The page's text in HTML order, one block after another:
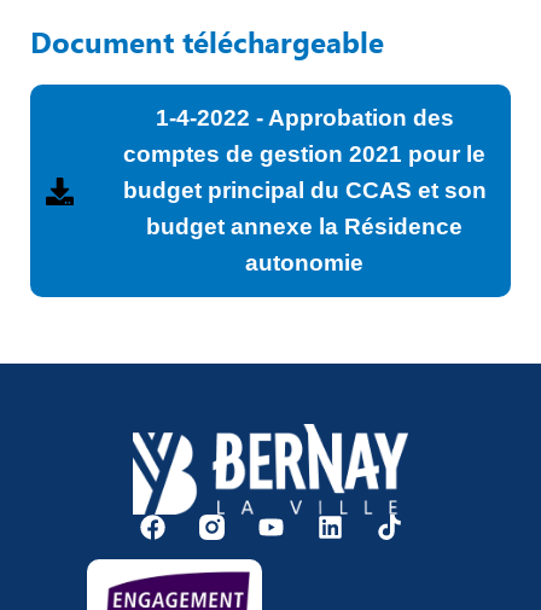
Document téléchargeable
1-4-2022 - Approbation des
comptes de gestion 2021 pour le
budget principal du CCAS et son
budget annexe la Résidence
autonomie